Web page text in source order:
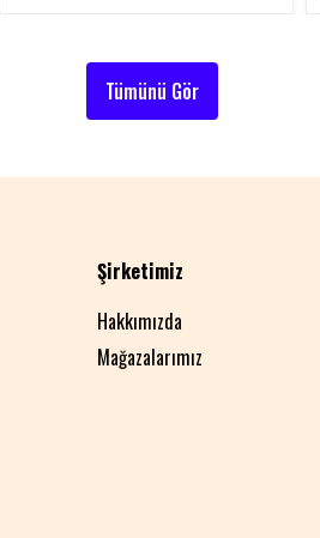
Tümünü Gör
Şirketimiz
Hakkımızda
Mağazalarımız